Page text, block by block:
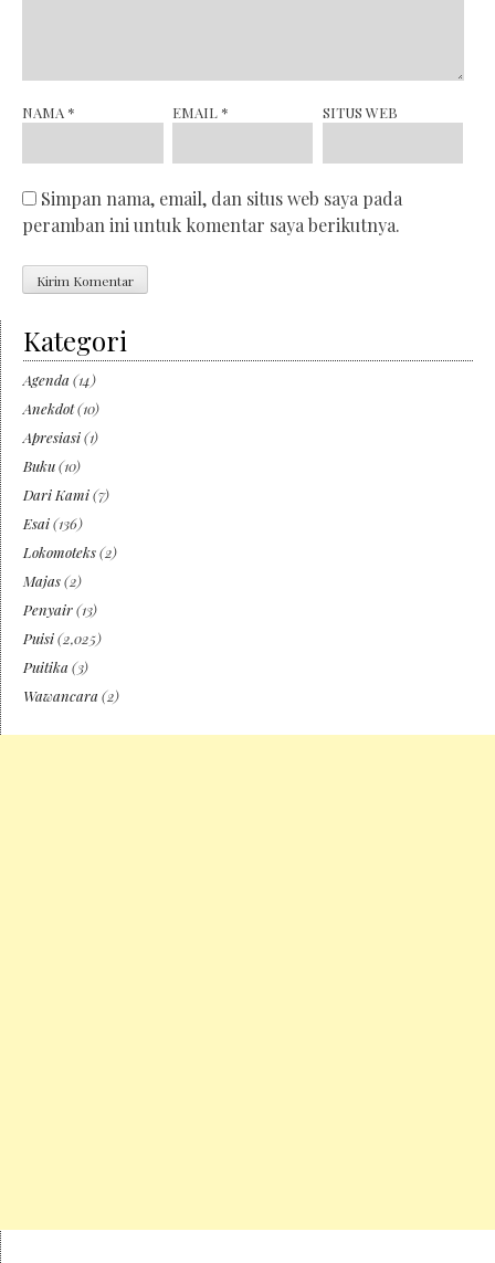
NAMA * EMAIL * SITUS WEB
Simpan nama, email, dan situs web saya pada
peramban ini untuk komentar saya berikutnya.
Kategori
Agenda (14)
Anekdot(10)
Apresiasi(1)
Buku(10)
Dari Kami(7)
Esai(136)
Lokomoteks(2)
Majas(2)
Penyair(13)
Puisi(2,025)
Puitika (3)
Wawancara (2)